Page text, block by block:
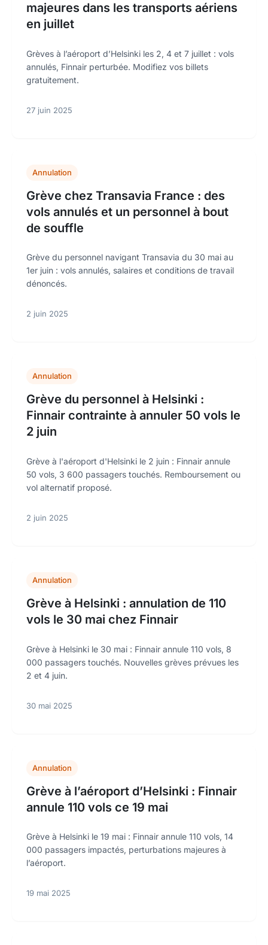
majeures dans les transports aériens
en juillet
Grèves à l’aéroport d’Helsinki les 2, 4 et 7 juillet : vols
annulés, Finnair perturbée. Modifiez vos billets
gratuitement.
27 juin 2025
Annulation
Grève chez Transavia France : des
vols annulés et un personnel à bout
de souffle
Grève du personnel navigant Transavia du 30 mai au
1er juin : vols annulés, salaires et conditions de travail
dénoncés.
2 juin 2025
Annulation
Grève du personnel à Helsinki :
Finnair contrainte à annuler 50 vols le
2 juin
Grève à l'aéroport d'Helsinki le 2 juin : Finnair annule
50 vols, 3 600 passagers touchés. Remboursement ou
vol alternatif proposé.
2 juin 2025
Annulation
Grève à Helsinki : annulation de 110
vols le 30 mai chez Finnair
Grève à Helsinki le 30 mai : Finnair annule 110 vols, 8
000 passagers touchés. Nouvelles grèves prévues les
2 et 4 juin.
30 mai 2025
Annulation
Grève à l’aéroport d’Helsinki : Finnair
annule 110 vols ce 19 mai
Grève à Helsinki le 19 mai : Finnair annule 110 vols, 14
000 passagers impactés, perturbations majeures à
l’aéroport.
19 mai 2025